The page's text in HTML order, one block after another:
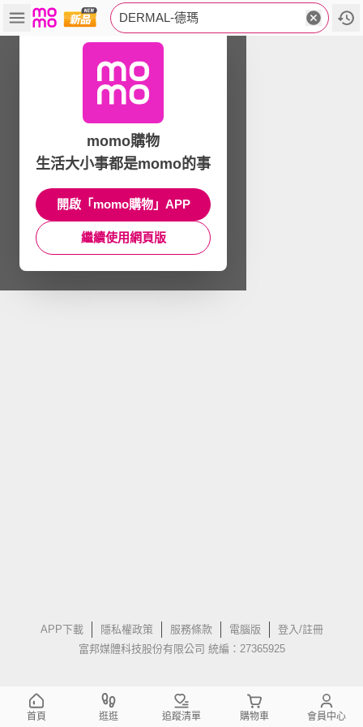
DERMAL-德瑪
APP下載 隱私權政策 服務條款 電腦版
登入/註冊
富邦媒體科技股份有限公司 統編：27365925
momo購物
生活大小事都是momo的事
開啟「momo購物」APP
繼續使用網頁版
首頁 逛逛 追蹤清單 購物車 會員中心